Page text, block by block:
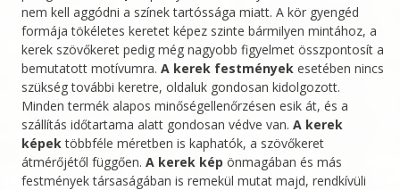
nem kell aggódni a színek tartóssága miatt. A kör gyengéd
formája tökéletes keretet képez szinte bármilyen mintához, a
kerek szövőkeret pedig még nagyobb figyelmet összpontosít a
bemutatott motívumra.A kerek festmények esetében nincs
szükség további keretre, oldaluk gondosan kidolgozott.
Minden termék alapos minőségellenőrzésen esik át, és a
szállítás időtartama alatt gondosan védve van.A kerek
képektöbbféle méretben is kaphatók, a szövőkeret
átmérőjétől függően.A kerek kép önmagában és más
festmények társaságában is remekül mutat majd, rendkívüli